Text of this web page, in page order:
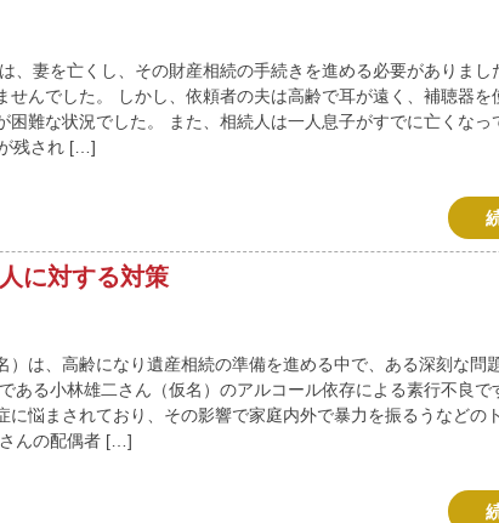
、妻を亡くし、その財産相続の手続きを進める必要がありまし
せんでした。 しかし、依頼者の夫は高齢で耳が遠く、補聴器を
困難な状況でした。 また、相続人は一人息子がすでに亡くなっ
残され […]
に対する対策
）は、高齢になり遺産相続の準備を進める中で、ある深刻な問
ある小林雄二さん（仮名）のアルコール依存による素行不良で
に悩まされており、その影響で家庭内外で暴力を振るうなどの
んの配偶者 […]